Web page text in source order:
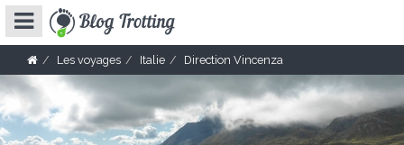
Les voyages Italie Direction Vincenza